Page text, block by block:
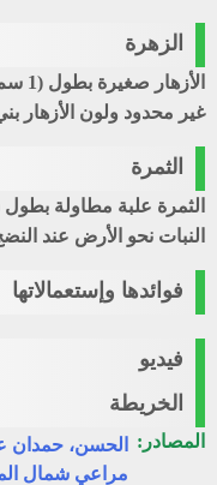
الزهرة
غير محدود ولون الأزهار
الثمرة
النبات نحو الأرض عند
فوائدها وإستعمالاتها
فيديو
الخريطة
المصادر:
مراعي شمال